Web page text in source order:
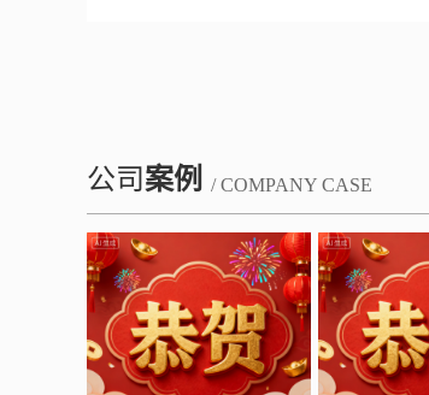
公司案例 / COMPANY CASE